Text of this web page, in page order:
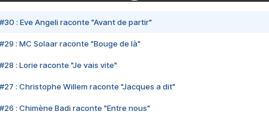
#30 : Eve Angeli raconte "Avant de partir"
#29 : MC Solaar raconte "Bouge de là"
#28 : Lorie raconte "Je vais vite"
#27 : Christophe Willem raconte "Jacques a dit"
#26 : Chimène Badi raconte "Entre nous"